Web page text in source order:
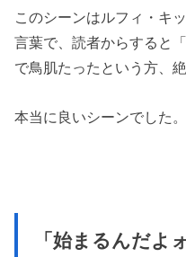
このシーンはルフィ・キ
言葉で、読者からすると
で鳥肌たったという方、
本当に良いシーンでした。
「始まるんだよ